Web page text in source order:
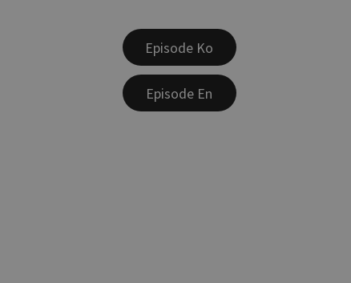
Episode Ko
Episode En